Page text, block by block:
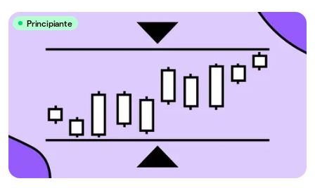
Principiante